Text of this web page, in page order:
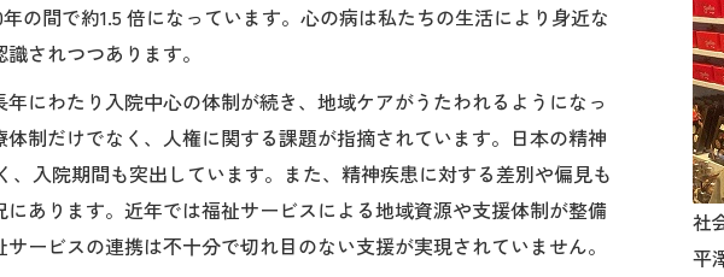
の間で約1.5 倍になっています。心の病は私たちの生活により身近な
されつつあります。
にわたり入院中心の体制が続き、地域ケアがうたわれるようになっ
制だけでなく、人権に関する課題が指摘されています。日本の精神
入院期間も突出しています。また、精神疾患に対する差別や偏見も
あります。近年では福祉サービスによる地域資源や支援体制が整備
ービスの連携は不十分で切れ目のない支援が実現されていません。
社
平